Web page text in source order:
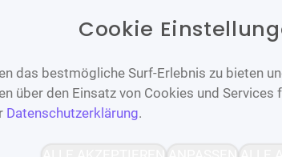
Bereitgestellt von
Cookie
das bestmögliche Surf-Erlebnis zu bieten
über den Einsatz von Cookies und Services
Datenschutzerklärung.